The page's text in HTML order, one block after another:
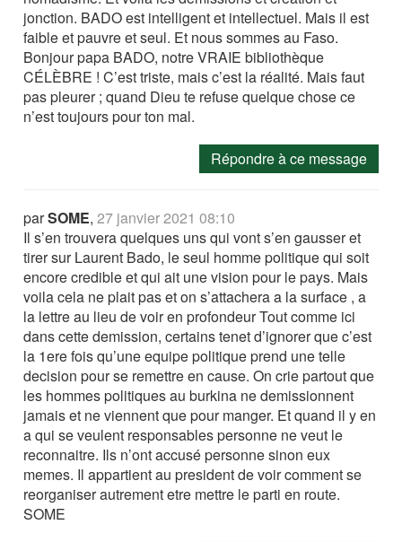
jonction. BADO est intelligent et intellectuel. Mais il est
faible et pauvre et seul. Et nous sommes au Faso.
Bonjour papa BADO, notre VRAIE bibliothèque
CÉLÈBRE ! C’est triste, mais c’est la réalité. Mais faut
pas pleurer ; quand Dieu te refuse quelque chose ce
n’est toujours pour ton mal.
Répondre à ce message
parSOME,27 janvier 2021 08:10
Il s’en trouvera quelques uns qui vont s’en gausser et
tirer sur Laurent Bado, le seul homme politique qui soit
encore credible et qui ait une vision pour le pays. Mais
voila cela ne plait pas et on s’attachera a la surface , a
la lettre au lieu de voir en profondeur Tout comme ici
dans cette demission, certains tenet d’ignorer que c’est
la 1ere fois qu’une equipe politique prend une telle
decision pour se remettre en cause. On crie partout que
les hommes politiques au burkina ne demissionnent
jamais et ne viennent que pour manger. Et quand il y en
a qui se veulent responsables personne ne veut le
reconnaitre. Ils n’ont accusé personne sinon eux
memes. Il appartient au president de voir comment se
reorganiser autrement etre mettre le parti en route.
SOME